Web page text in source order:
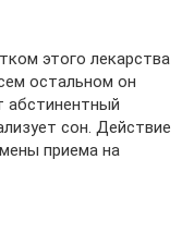
этого лекарства
остальном он
абстинентный
сон. Действие
приема на